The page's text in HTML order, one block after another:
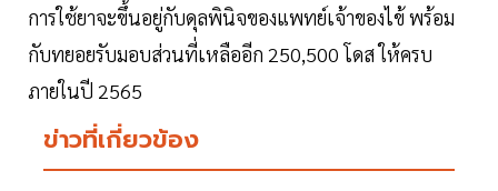
การใช้ยาจะขึ้นอยู่กับดุลพินิจของแพทย์เจ้าของไข้ พร้อม
กับทยอยรับมอบส่วนที่เหลืออีก 250,500 โดส ให้ครบ
ภายในปี 2565
ข่าวที่เกี่ยวข้อง